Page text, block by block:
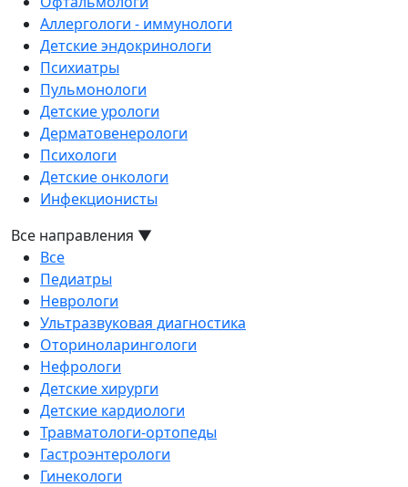
Аллергологи - иммунологи
Детские эндокринологи
Психиатры
Пульмонологи
Детские урологи
Дерматовенерологи
Психологи
Детские онкологи
Инфекционисты
Все направления ▼
Все
Педиатры
Неврологи
Ультразвуковая диагностика
Оториноларингологи
Нефрологи
Детские хирурги
Детские кардиологи
Травматологи-ортопеды
Гастроэнтерологи
Гинекологи